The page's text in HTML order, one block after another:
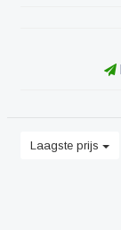
Laagste prijs